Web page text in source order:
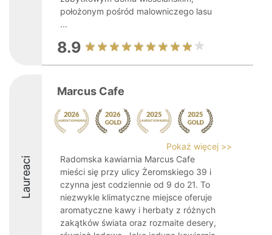
położonym pośród malowniczego lasu
...
8.9
Laureaci
Marcus Cafe
Pokaż więcej >>
Radomska kawiarnia Marcus Cafe
mieści się przy ulicy Żeromskiego 39 i
czynna jest codziennie od 9 do 21. To
niezwykle klimatyczne miejsce oferuje
aromatyczne kawy i herbaty z różnych
zakątków świata oraz rozmaite desery,